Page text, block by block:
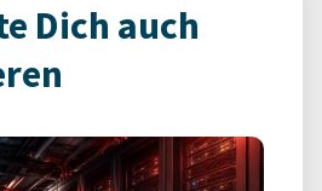
Dich auch